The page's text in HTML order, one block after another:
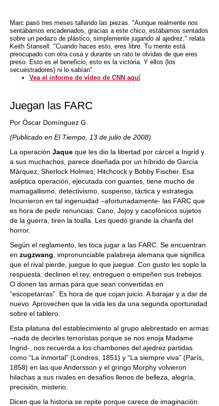
Marc pasó tres meses tallando las piezas. "Aunque realmente nos
sentábamos encadenados, gracias a este chico, estábamos sentados
sobre un pedazo de plástico, simplemente jugando al ajedrez," relata
Keith Stansell. "Cuando haces esto, eres libre. Tu mente está
preocupado con otra cosa y durante un rato te olvidas de que eres
preso. Esto es el beneficio, esto es la victoria. Y ellos (los
secuestradores) ni lo sabían".
Vea el informe de vídeo de CNN aquí
Juegan las FARC
Por Óscar Domínguez G.
(Publicado en El Tiempo, 13 de julio de 2008)
La operación Jaque que les dio la libertad por cárcel a Ingrid y
a sus muchachos, parece diseñada por un híbrido de García
Márquez, Sherlock Holmes, Hitchcock y Bobby Fischer. Esa
aséptica operación, ejecutada con guantes, tiene mucho de
mamagallismo, detectivismo, suspenso, táctica y estrategia.
Incurrieron en tal ingenuidad –afortunadamente- las FARC que
es hora de pedir renuncias: Cano, Jojoy y cacofónicos sujetos
de la guerra, tiren la toalla. Les quedó grande la chanfa del
horror.
Según el reglamento, les toca jugar a las FARC. Se encuentran
en zugzwang , impronunciable palabreja alemana que significa
que el rival pierde, juegue lo que juegue. Con gusto les soplo la
respuesta: declinen el rey, entreguen o empeñen sus trebejos.
O donen las armas para que sean convertidas en
“escopetarras”. Es hora de que cojan juicio. A barajar y a dar de
nuevo. Aprovechen que la vida les da una segunda oportunidad
sobre el tablero.
Esta pilatuna del establecimiento al grupo alebrestado en armas
–nada de decirles terroristas porque se nos enoja Madame
Ingrid-, nos recuerda a los chambones del ajedrez partidas
como “La inmortal” (Londres, 1851) y “La siempre viva” (París,
1858) en las que Andersson y el gringo Morphy volvieron
hilachas a sus rivales en desafíos llenos de belleza, alegría,
precisión, misterio.
Dicen que la historia se repite porque carece de imaginación.